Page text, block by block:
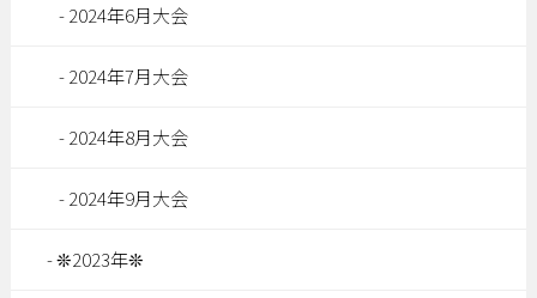
2024年6月大会
2024年7月大会
2024年8月大会
2024年9月大会
❊2023年❊